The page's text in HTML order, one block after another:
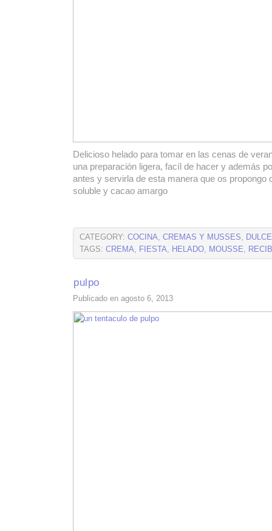
Delicioso helado para tomar en las cenas de
una preparación ligera, facíl de hacer y además
antes y servirla de esta manera que os propongo
soluble y cacao amargo
CATEGORY: COCINA, CREMAS Y MUSSES,
TAGS: CREMA, FIESTA, HELADO, MOUSSE,
pulpo
Publicado en agosto 6, 2013